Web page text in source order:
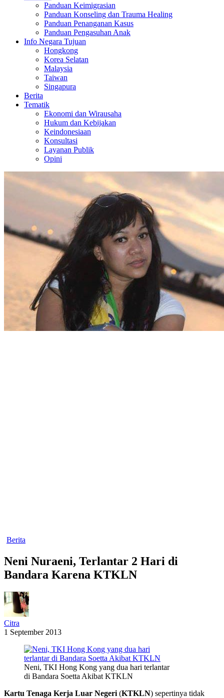
Panduan Keimigrasian
Panduan Konseling dan Trauma Healing
Panduan Penanganan Kasus
Panduan Pengasuhan Anak
Info Negara Tujuan
Hongkong
Korea Selatan
Malaysia
Taiwan
Singapura
Berita
Tematik
Ekonomi dan Wirausaha
Hukum dan Kebijakan
Keindonesiaan
Konsultasi
Layanan Publik
Opini
Berita
Neni Nuraeni, Terlantar 2 Hari di
Bandara Karena KTKLN
Citra
1 September 2013
Neni, TKI Hong Kong yang dua hari terlantar
di Bandara Soetta Akibat KTKLN
Kartu Tenaga Kerja Luar Negeri (KTKLN) sepertinya tidak